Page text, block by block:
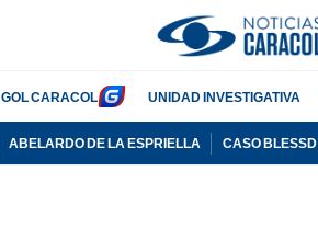
GOL CARACOL UNIDAD INVESTIGATIVA
ABELARDO DE LA ESPRIELLA CASO BLESSD